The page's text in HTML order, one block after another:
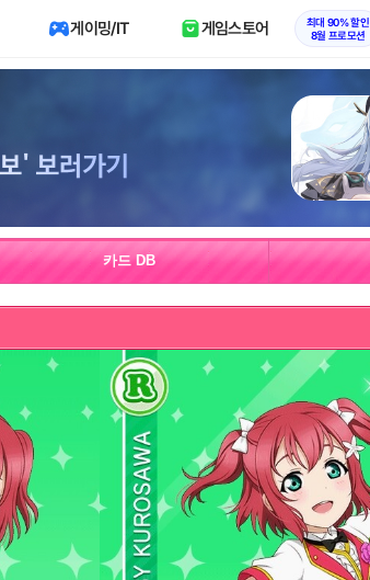
게이밍/IT 게임스토어
최대 90% 할인
8월 프로모션
카드 DB